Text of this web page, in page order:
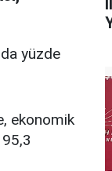
yüzde
ekonomik